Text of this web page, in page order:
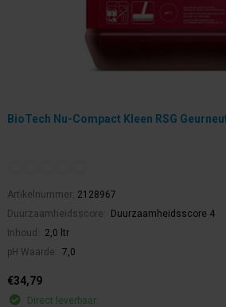
BioTech Nu-Compact Kleen RSG
Artikelnummer: 2128967
Duurzaamheidsscore:
Duurzaamheidsscore 4
Inhoud:
2,0 ltr
pH Waarde:
7,0
€34,79
Direct leverbaar